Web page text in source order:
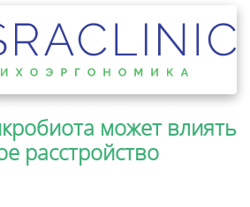
может влиять
расстройство